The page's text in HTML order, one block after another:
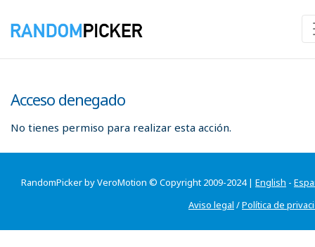
Acceso denegado
No tienes permiso para realizar esta acción.
RandomPicker by VeroMotion © Copyright 2009-2024 | English -
Aviso legal /Política de